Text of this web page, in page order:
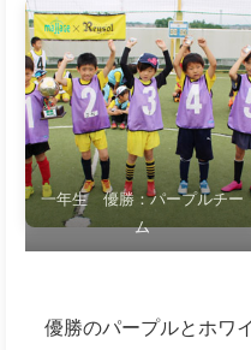
一年生 優勝：パープルチー
ム
優勝のパープルとホワ